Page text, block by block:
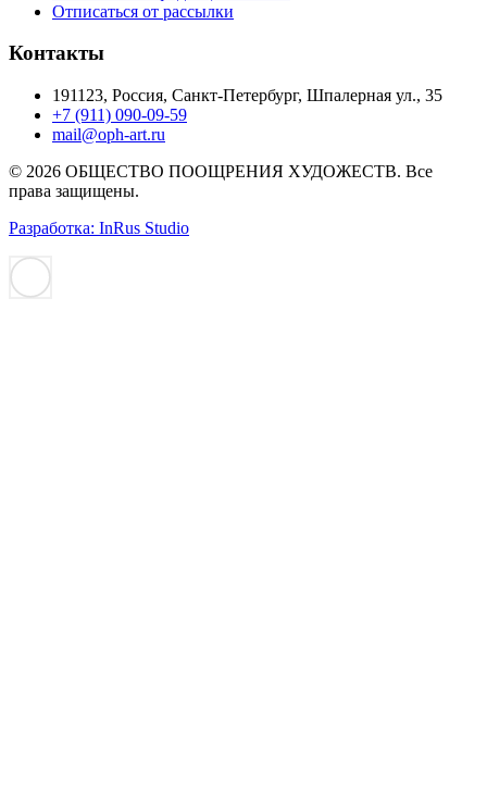
Отписаться от рассылки
Контакты
191123, Россия, Санкт-Петербург, Шпалерная ул., 35
+7 (911) 090-09-59
mail@oph-art.ru
© 2026 ОБЩЕСТВО ПООЩРЕНИЯ ХУДОЖЕСТВ. Все
права защищены.
Разработка: InRus Studio